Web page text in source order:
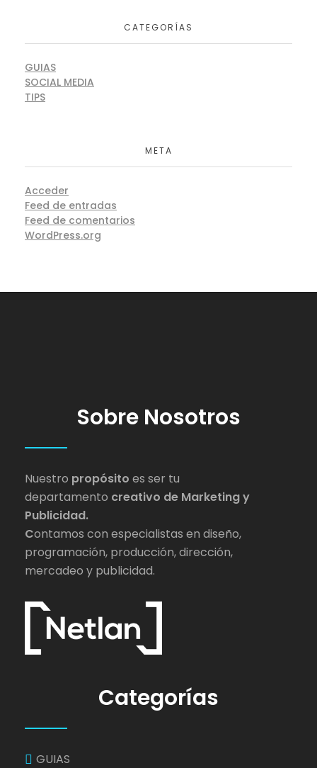
CATEGORÍAS
GUIAS
SOCIAL MEDIA
TIPS
META
Acceder
Feed de entradas
Feed de comentarios
WordPress.org
Sobre Nosotros
Nuestro propósito es ser tu
departamento creativo de Marketing y
Publicidad.
Contamos con especialistas en diseño,
programación, producción, dirección,
mercadeo y publicidad.
Categorías
GUIAS